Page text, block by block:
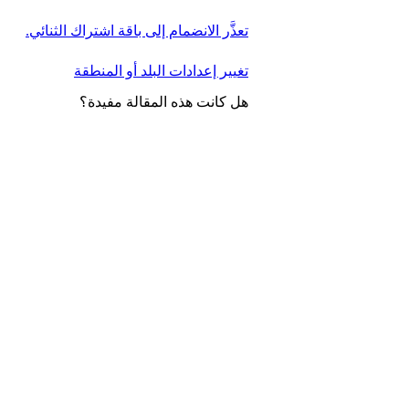
تعذَّر الانضمام إلى باقة اشتراك الثنائي.
تغيير إعدادات البلد أو المنطقة
هل كانت هذه المقالة مفيدة؟